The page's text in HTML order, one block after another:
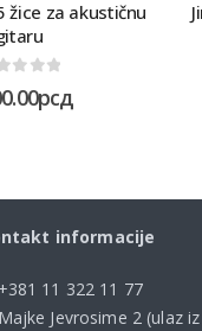
žice za akustičnu
рсд
informacije
11 322 11 77
Majke Jevrosime 2 (ulaz